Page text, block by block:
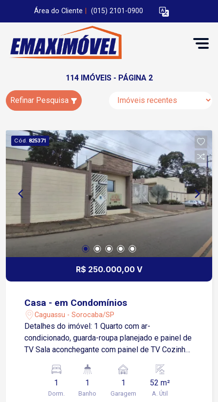
Área do Cliente (015) 2101-0900
114 IMÓVEIS - PÁGINA 2
Refinar Pesquisa
Cód. 825371
R$ 250.000,00 V
Casa - em Condomínios
Caguassu - Sorocaba/SP
Detalhes do imóvel: 1 Quarto com ar-
condicionado, guarda-roupa planejado e painel de
TV Sala aconchegante com painel de TV Cozinha
Lavanderia 1 depósito (antiga área de luz
adaptada) 1 vaga de garagem descoberta
Infraestrutura do condomínio: Portaria 24 horas
1
Dorm.
1
Banho
1
Garagem
52 m²
A. Útil